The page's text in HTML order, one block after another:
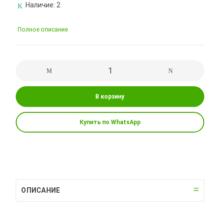
Наличие: 2
Полное описание
В корзину
Купить по WhatsApp
ОПИСАНИЕ